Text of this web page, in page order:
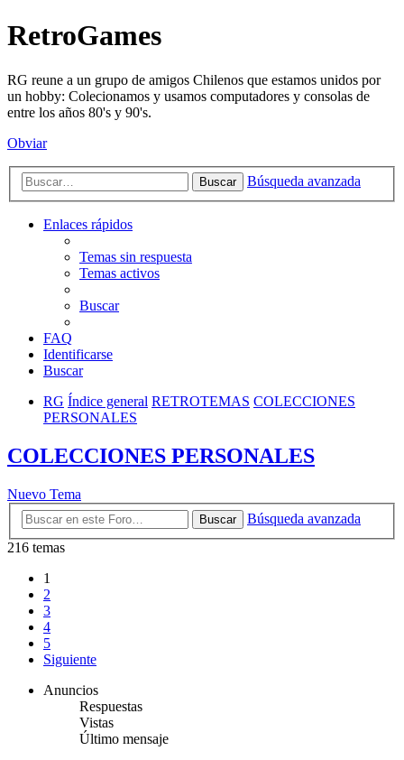
RetroGames
RG reune a un grupo de amigos Chilenos que estamos unidos por
un hobby: Colecionamos y usamos computadores y consolas de
entre los años 80's y 90's.
Obviar
Buscar Búsqueda avanzada
Enlaces rápidos
Temas sin respuesta
Temas activos
Buscar
FAQ
Identificarse
Buscar
RG Índice general RETROTEMAS COLECCIONES
PERSONALES
COLECCIONES PERSONALES
Nuevo Tema
Buscar
Búsqueda avanzada
216 temas
1
2
3
4
5
Siguiente
Anuncios
Respuestas
Vistas
Último mensaje